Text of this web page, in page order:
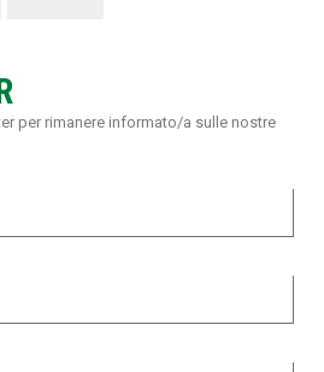
per rimanere informato/a sulle nostre